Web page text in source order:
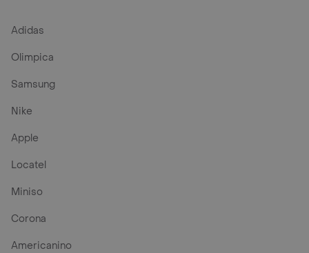
Adidas
Olimpica
Samsung
Nike
Apple
Locatel
Miniso
Corona
Americanino